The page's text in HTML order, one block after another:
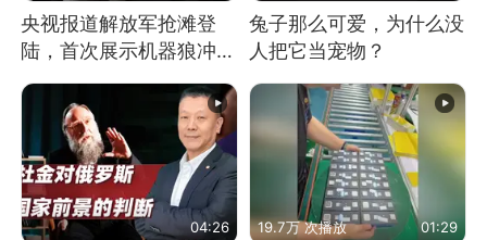
央视报道解放军抢滩登
陆，首次展示机器狼冲
兔子那么可爱，为什么没
人把它当宠物？
04:26 19.7万 次播放 01:29